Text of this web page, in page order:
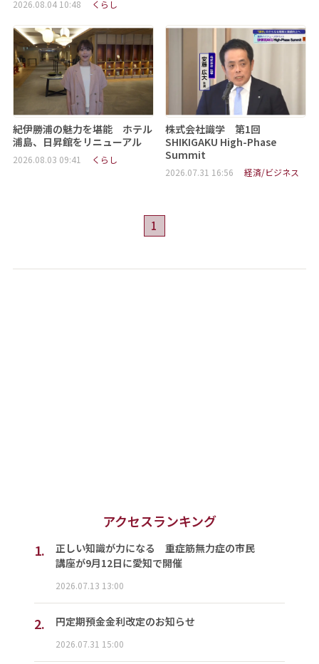
2026.08.04 10:48 くらし
紀伊勝浦の魅力を堪能 ホテル
浦島、日昇館をリニューアル
2026.08.03 09:41 くらし
株式会社識学 第1回
SHIKIGAKU High-Phase
Summit
2026.07.31 16:56 経済/ビジネス
1
アクセスランキング
1.
正しい知識が力になる 重症筋無力症の市民
講座が9月12日に愛知で開催
2026.07.13 13:00
2. 円定期預金金利改定のお知らせ
2026.07.31 15:00